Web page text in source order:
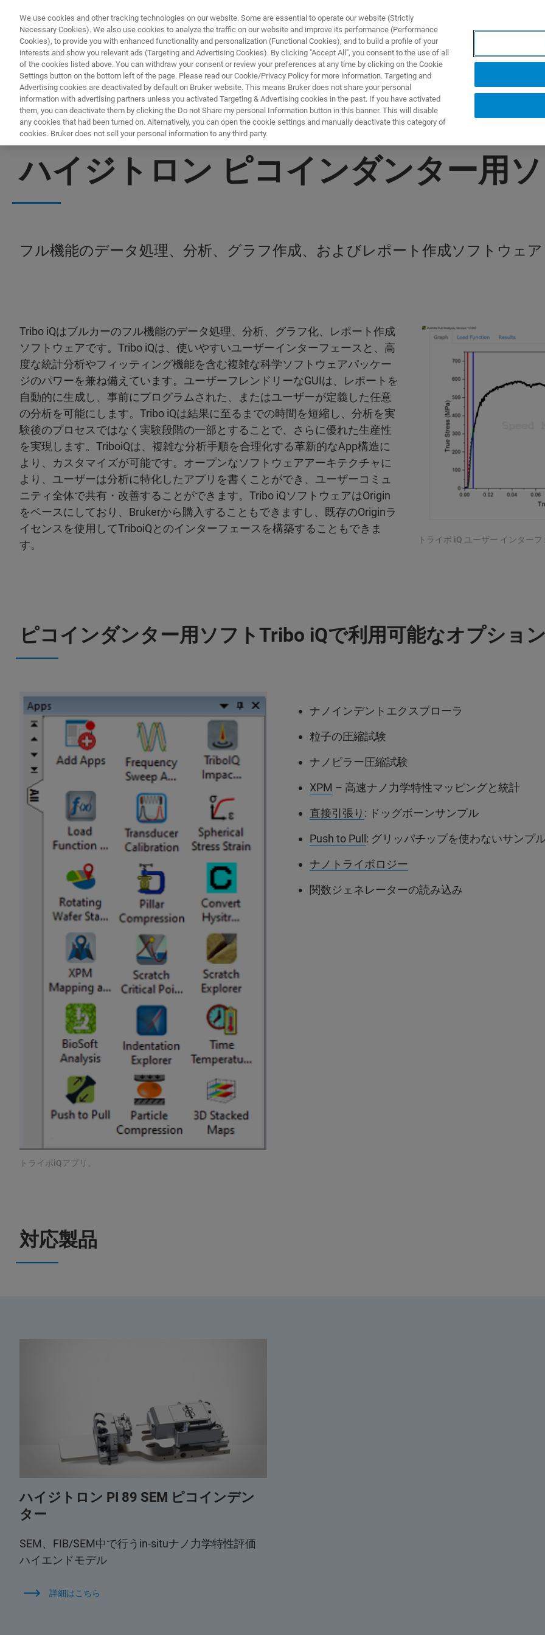
製品とソリューション アプリケーション
IN-SITUメカニカル・テスト
ハイジトロン ピコインダンター用
フル機能のデータ処理、分析、グラフ作成、およびレポート作成ソフトウェア
Tribo iQはブルカーのフル機能のデータ処理、分析、グラフ化、レポート作成
ソフトウェアです。Tribo iQは、使いやすいユーザーインターフェースと、高
度な統計分析やフィッティング機能を含む複雑な科学ソフトウェアパッケー
ジのパワーを兼ね備えています。ユーザーフレンドリーなGUIは、レポートを
自動的に生成し、事前にプログラムされた、またはユーザーが定義した任意
の分析を可能にします。Tribo iQは結果に至るまでの時間を短縮し、分析を実
験後のプロセスではなく実験段階の一部とすることで、さらに優れた生産性
を実現します。TriboiQは、複雑な分析手順を合理化する革新的なApp構造に
より、カスタマイズが可能です。オープンなソフトウェアアーキテクチャに
より、ユーザーは分析に特化したアプリを書くことができ、ユーザーコミュ
ニティ全体で共有・改善することができます。Tribo iQソフトウェアはOrigin
をベースにしており、Brukerから購入することもできますし、既存のOriginラ
イセンスを使用してTriboiQとのインターフェースを構築することもできま
す。
トライボ iQ ユーザー インターフ
ピコインダンター用ソフトTribo iQで利用可能なオプション
トライボiQアプリ。
ナノインデントエクスプローラ
粒子の圧縮試験
ナノピラー圧縮試験
XPM – 高速ナノ力学特性マッピングと統計
直接引張り : ドッグボーンサンプル
Push to Pull : グリッパチップを使わないサンプ
ナノトライボロジー
関数ジェネレーターの読み込み
対応製品
ハイジトロン PI 89 SEM ピコインデン
ター
SEM、FIB/SEM中で行うin-situナノ力学特性評価
ハイエンドモデル
詳細はこちら
We use cookies and other tracking technologies on our website. Some are essential to operate our website (Strictly
Necessary Cookies). We also use cookies to analyze the traffic on our website and improve its performance (Performance
Cookies), to provide you with enhanced functionality and personalization (Functional Cookies), and to build a profile of your
interests and show you relevant ads (Targeting and Advertising Cookies). By clicking "Accept All", you consent to the use of all
of the cookies listed above. You can withdraw your consent or review your preferences at any time by clicking on the Cookie
Settings button on the bottom left of the page. Please read our Cookie/Privacy Policy for more information. Targeting and
Advertising cookies are deactivated by default on Bruker website. This means Bruker does not share your personal
information with advertising partners unless you activated Targeting & Advertising cookies in the past. If you have activated
them, you can deactivate them by clicking the Do not Share my personal Information button in this banner. This will disable
any cookies that had been turned on. Alternatively, you can open the cookie settings and manually deactivate this category of
cookies. Bruker does not sell your personal information to any third party.